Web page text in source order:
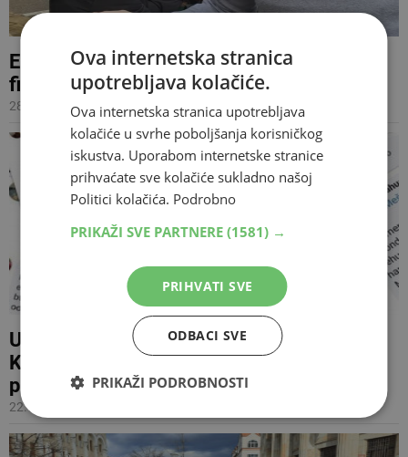
Ekipa Centra za istraživačko novinarstvo
fizički napadnuta u Brčkom
28.02.2025 12:36
UŽASNO Novinarka Dalija Hasanbegović-
Konaković objavila gnjusne uvrede i
prijetnje koje dobiva
22.03.2023 15:49
Ova internetska stranica
upotrebljava kolačiće.
Ova internetska stranica upotrebljava
kolačiće u svrhe poboljšanja korisničkog
iskustva. Uporabom internetske stranice
prihvaćate sve kolačiće sukladno našoj
Politici kolačića. Podrobno
PRIKAŽI SVE PARTNERE (1581) →
PRIHVATI SVE
ODBACI SVE
PRIKAŽI PODROBNOSTI